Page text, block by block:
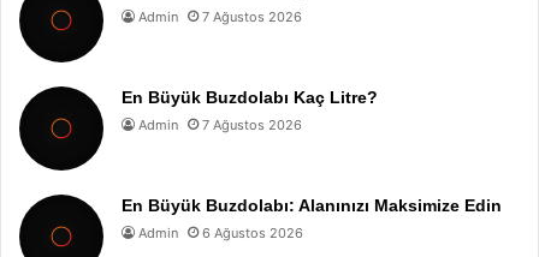
Admin 7 Ağustos 2026
En Büyük Buzdolabı Kaç Litre?
Admin 7 Ağustos 2026
En Büyük Buzdolabı: Alanınızı Maksimize Edin
Admin 6 Ağustos 2026